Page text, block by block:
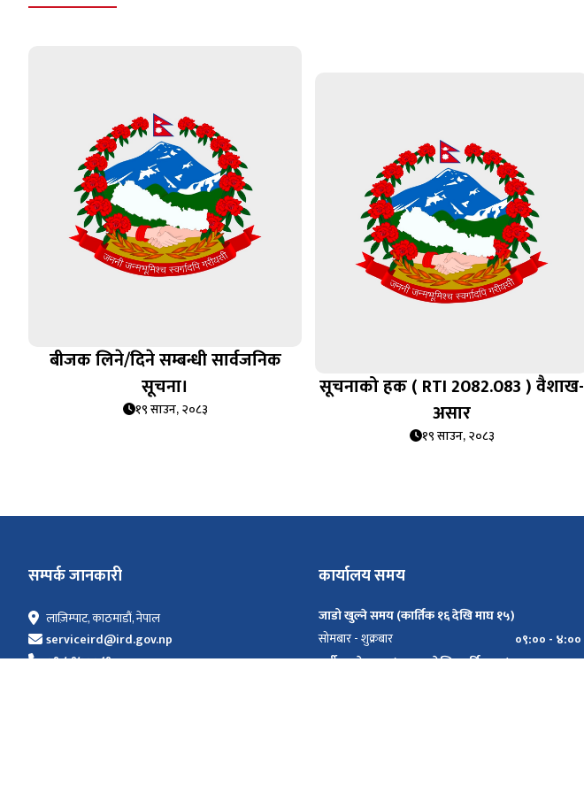
बीजक लिने/दिने सम्बन्धी सार्वजनिक
सूचना।
१९ साउन, २०८३
सूचनाको हक ( RTI 2082.083 ) वैशाख-
असार
१९ साउन, २०८३
सम्पर्क जानकारी
लाज़िम्पाट, काठमाडौं, नेपाल
serviceird@ird.gov.np
०१-५९७००८१
कार्यालय समय
जाडो खुल्ने समय (कार्तिक १६ देखि माघ १५)
सोमबार - शुक्रबार
०९:०० - ४:००
गर्मी खुल्ने समय (माघ १६ देखि कार्तिक १५)